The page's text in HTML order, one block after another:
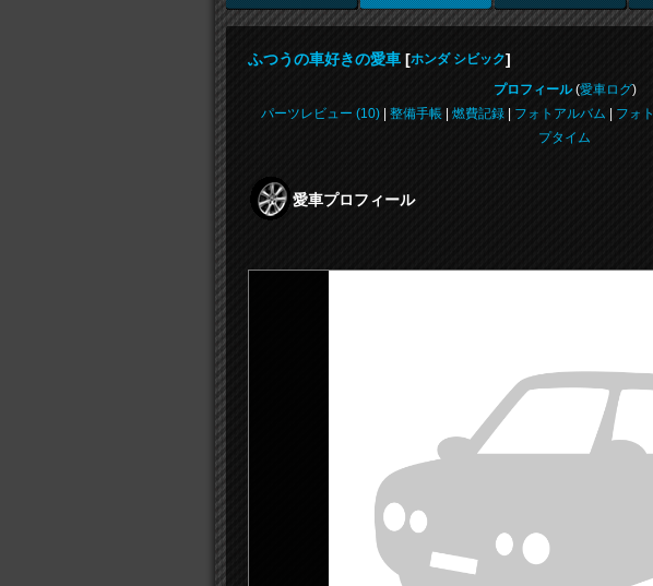
ふつうの車好きの愛車 [ホンダ シビック]
プロフィール(愛車ログ)
パーツレビュー (10)
整備手帳 燃費記録 フォトアルバム フォト
プタイム
愛車プロフィール